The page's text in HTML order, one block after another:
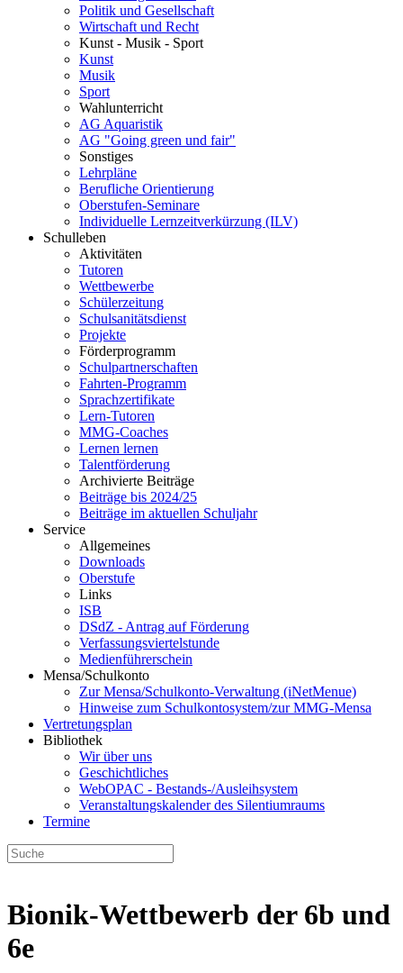
Politik und Gesellschaft
Wirtschaft und Recht
Kunst - Musik - Sport
Kunst
Musik
Sport
Wahlunterricht
AG Aquaristik
AG "Going green und fair"
Sonstiges
Lehrpläne
Berufliche Orientierung
Oberstufen-Seminare
Individuelle Lernzeitverkürzung (ILV)
Schulleben
Aktivitäten
Tutoren
Wettbewerbe
Schülerzeitung
Schulsanitätsdienst
Projekte
Förderprogramm
Schulpartnerschaften
Fahrten-Programm
Sprachzertifikate
Lern-Tutoren
MMG-Coaches
Lernen lernen
Talentförderung
Archivierte Beiträge
Beiträge bis 2024/25
Beiträge im aktuellen Schuljahr
Service
Allgemeines
Downloads
Oberstufe
Links
ISB
DSdZ - Antrag auf Förderung
Verfassungsviertelstunde
Medienführerschein
Mensa/Schulkonto
Zur Mensa/Schulkonto-Verwaltung (iNetMenue)
Hinweise zum Schulkontosystem/zur MMG-Mensa
Vertretungsplan
Bibliothek
Wir über uns
Geschichtliches
WebOPAC - Bestands-/Ausleihsystem
Veranstaltungskalender des Silentiumraums
Termine
Bionik-Wettbewerb der 6b und
6e